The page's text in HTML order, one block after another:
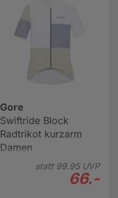
Gore
Swiftride Block
Radtrikot kurzarm
Damen
statt 99.95UVP
66.-